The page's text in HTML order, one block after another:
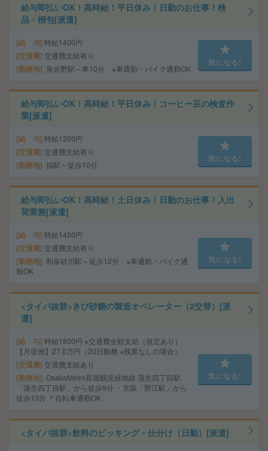
給与即払いOK！高時給！平日休み！日勤のお仕事！検
品・梱包[派遣]
給 与 時給1400円
交通費 交通費支給有り
勤務地 泉佐野駅～車10分 ※車通勤・バイク通勤OK
気になる!
給与即払いOK！高時給！平日休み！コーヒー豆の検査作
業[派遣]
給 与 時給1350円
交通費 交通費支給有り
勤務地 福駅～徒歩10分
気になる!
給与即払いOK！高時給！土日休み！日勤のお仕事！入出
荷業務[派遣]
給 与 時給1450円
交通費 交通費支給有り
勤務地 和泉砂川駅～徒歩12分 ※車通勤・バイク通
勤OK
気になる!
<タイパ抜群>きび砂糖の製造オペレーター（2交替）[派
遣]
給 与 時給1800円 ※交通費全額支給（規定あり）
【月収例】27.0万円（20日勤務 ※残業なしの場合）
交通費 交通費支給あり
勤務地 OsakaMetro長堀鶴見緑地線 蒲生四丁目駅
「蒲生四丁目駅」から徒歩9分 ・京阪「野江駅」から
徒歩13分 ＊自転車通勤OK
気になる!
<タイパ抜群>飲料のピッキング・仕分け（日勤）[派遣]